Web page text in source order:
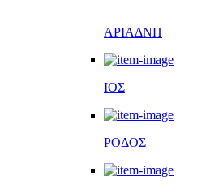
ΑΡΙΑΔΝΗ
ΙΟΣ
ΡΟΔΟΣ